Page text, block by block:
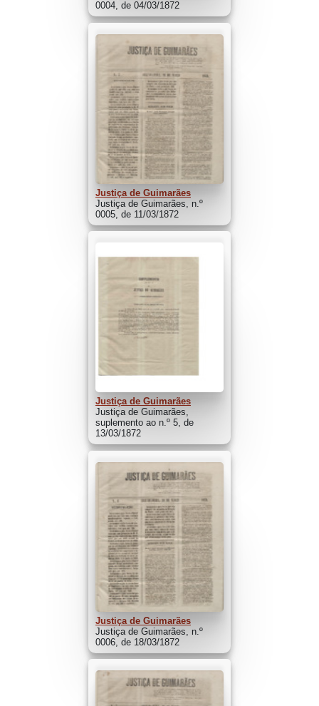
0004, de 04/03/1872
Justiça de Guimarães
Justiça de Guimarães, n.º
0005, de 11/03/1872
Justiça de Guimarães
Justiça de Guimarães,
suplemento ao n.º 5, de
13/03/1872
Justiça de Guimarães
Justiça de Guimarães, n.º
0006, de 18/03/1872